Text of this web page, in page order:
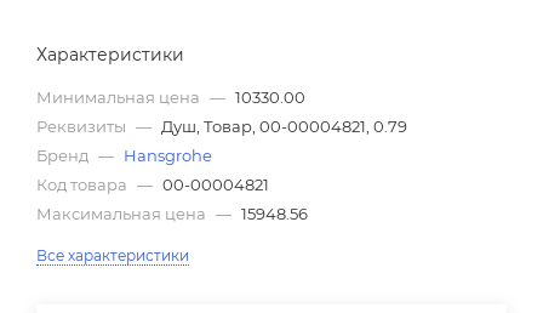
Характеристики
Минимальная цена — 10330.00
Реквизиты — Душ, Товар, 00-00004821, 0.79
Бренд — Hansgrohe
Код товара — 00-00004821
Максимальная цена — 15948.56
Все характеристики